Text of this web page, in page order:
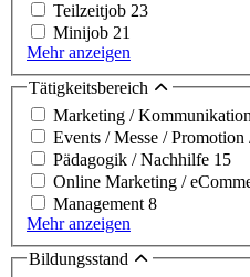
Teilzeitjob 23
Minijob 21
Mehr anzeigen
Tätigkeitsbereich
Marketing /
Events / Messe / Promotion
Pädagogik / Nachhilfe 15
Online Marketing /
Management 8
Mehr anzeigen
Bildungsstand